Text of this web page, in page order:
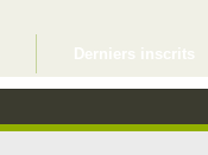
Derniers inscrits